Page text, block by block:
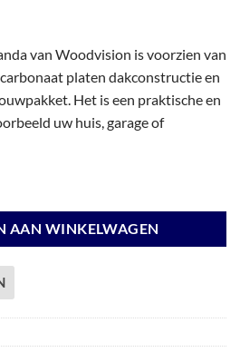
van Woodvision is voorzien van
platen dakconstructie en
Het is een praktische en
uw huis, garage of
AAN WINKELWAGEN